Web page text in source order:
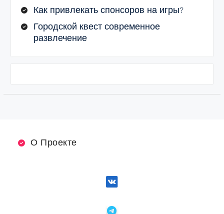
Как привлекать спонсоров на игры?
Городской квест современное
развлечение
О Проекте